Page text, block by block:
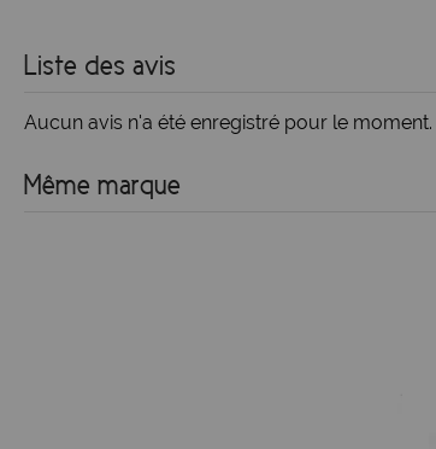
Liste des avis
Aucun avis n'a été enregistré pour le moment.
Même marque